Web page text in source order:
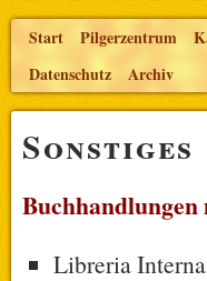
Start Pilgerzentrum
Datenschutz
Archiv
Sonstiges
Buchhandlungen
Libreria